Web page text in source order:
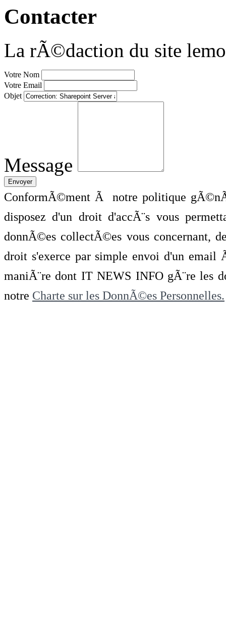
Contacter
La rÃ©daction du site
Votre Nom
Votre Email
Objet
Message
ConformÃ©ment Ã notre politique
disposez d'un droit d'accÃ¨s vous
donnÃ©es collectÃ©es vous concernant,
droit s'exerce par simple envoi d'un
maniÃ¨re dont IT NEWS INFO gÃ¨re les
notre Charte sur les DonnÃ©es Personnelles.